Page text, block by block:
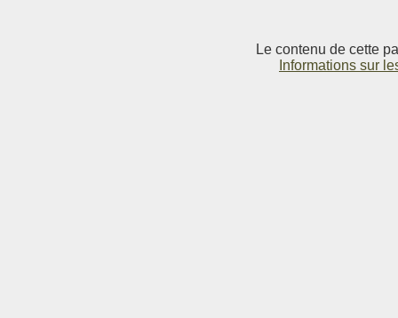
Le contenu de cette
Informations sur